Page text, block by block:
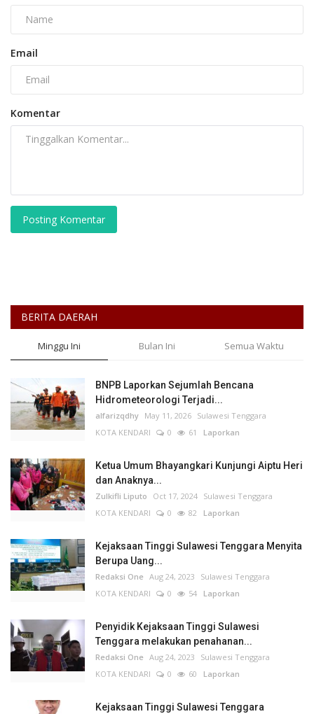
Email
Komentar
Posting Komentar
BERITA DAERAH
Minggu Ini Bulan Ini Semua Waktu
BNPB Laporkan Sejumlah Bencana
Hidrometeorologi Terjadi...
alfarizqdhy May 11, 2026 Sulawesi Tenggara
KOTA KENDARI
0 61 Laporkan
Ketua Umum Bhayangkari Kunjungi Aiptu Heri
dan Anaknya...
Zulkifli Liputo Oct 17, 2024 Sulawesi Tenggara
KOTA KENDARI
0 82 Laporkan
Kejaksaan Tinggi Sulawesi Tenggara Menyita
Berupa Uang...
Redaksi One Aug 24, 2023
Sulawesi Tenggara
KOTA KENDARI
0 54 Laporkan
Penyidik Kejaksaan Tinggi Sulawesi
Tenggara melakukan penahanan...
Redaksi One Aug 24, 2023
Sulawesi Tenggara
KOTA KENDARI
0 60 Laporkan
Kejaksaan Tinggi Sulawesi Tenggara